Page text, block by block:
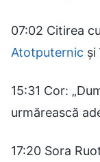
07:02 Citirea
Atotputernic și
15:31 Cor:
urmărească
17:20 Sora